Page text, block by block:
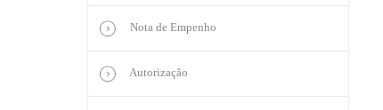
Nota de Empenho
Autorização